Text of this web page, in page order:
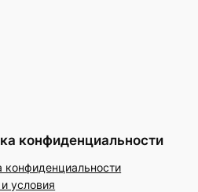
конфиденциальности
конфиденциальности
условия